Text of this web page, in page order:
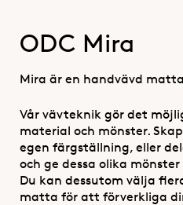
ODC Mira
Mira är en handvävd
Vår vävteknik gör det
material och mönster.
egen färgställning, eller
och ge dessa olika
Du kan dessutom välja
matta för att förverkliga